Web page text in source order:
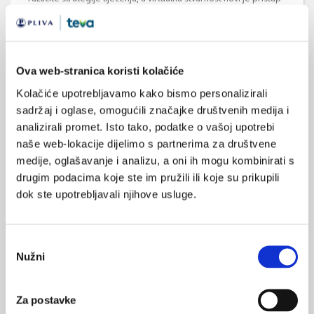
Ova web-stranica koristi kolačiće
Kolačiće upotrebljavamo kako bismo personalizirali
sadržaj i oglase, omogućili značajke društvenih medija i
analizirali promet. Isto tako, podatke o vašoj upotrebi
naše web-lokacije dijelimo s partnerima za društvene
medije, oglašavanje i analizu, a oni ih mogu kombinirati s
drugim podacima koje ste im pružili ili koje su prikupili
dok ste upotrebljavali njihove usluge.
pristanka
Nužni
Za postavke
Nefarmakološko liječenje upalnih reumatskih
bolesti utemeljeno na dokazima
Oboljeli od upalnih reumatskih bolesti imaju značajno smanjenu
kvalitetu života, a nova saznanja o nefarmakološkom liječenju,
poglavito o učincima vježbanja na tijek i prognozu bolesti, bude